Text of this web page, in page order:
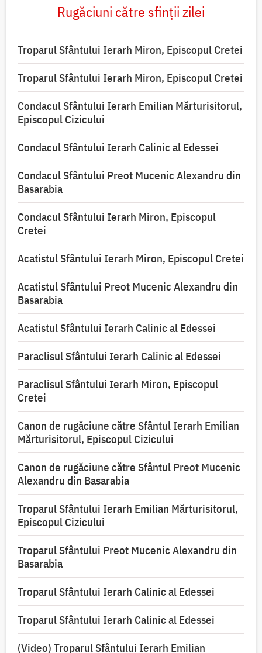
Rugăciuni către sfinții zilei
Troparul Sfântului Ierarh Miron, Episcopul Cretei
Troparul Sfântului Ierarh Miron, Episcopul Cretei
Condacul Sfântului Ierarh Emilian Mărturisitorul,
Episcopul Cizicului
Condacul Sfântului Ierarh Calinic al Edessei
Condacul Sfântului Preot Mucenic Alexandru din
Basarabia
Condacul Sfântului Ierarh Miron, Episcopul
Cretei
Acatistul Sfântului Ierarh Miron, Episcopul Cretei
Acatistul Sfântului Preot Mucenic Alexandru din
Basarabia
Acatistul Sfântului Ierarh Calinic al Edessei
Paraclisul Sfântului Ierarh Calinic al Edessei
Paraclisul Sfântului Ierarh Miron, Episcopul
Cretei
Canon de rugăciune către Sfântul Ierarh Emilian
Mărturisitorul, Episcopul Cizicului
Canon de rugăciune către Sfântul Preot Mucenic
Alexandru din Basarabia
Troparul Sfântului Ierarh Emilian Mărturisitorul,
Episcopul Cizicului
Troparul Sfântului Preot Mucenic Alexandru din
Basarabia
Troparul Sfântului Ierarh Calinic al Edessei
Troparul Sfântului Ierarh Calinic al Edessei
(Video) Troparul Sfântului Ierarh Emilian